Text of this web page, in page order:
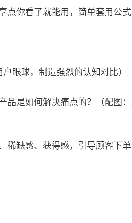
你看了就能用，简单套用公式
眼球，制造强烈的认知对比）
品是如何解决痛点的？（配图
稀缺感、获得感，引导顾客下单